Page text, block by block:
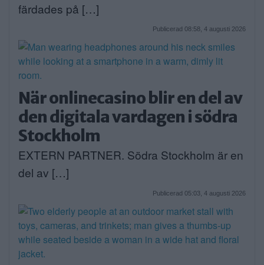
färdades på […]
Publicerad 08:58, 4 augusti 2026
När onlinecasino blir en del av
den digitala vardagen i södra
Stockholm
EXTERN PARTNER. Södra Stockholm är en
del av […]
Publicerad 05:03, 4 augusti 2026